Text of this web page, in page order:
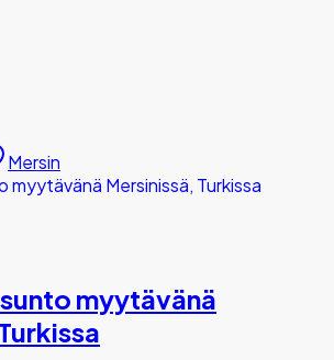
Mersin
myytävänä